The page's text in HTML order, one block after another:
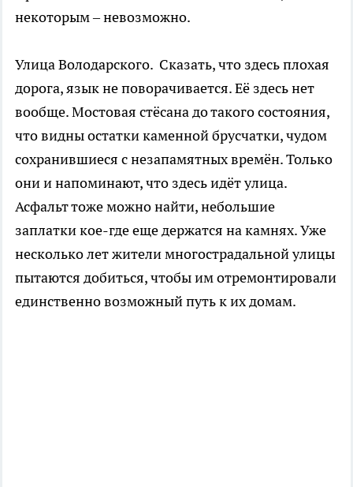
некоторым – невозможно.
Улица Володарского. Сказать, что здесь плохая
дорога, язык не поворачивается. Её здесь нет
вообще. Мостовая стёсана до такого состояния,
что видны остатки каменной брусчатки, чудом
сохранившиеся с незапамятных времён. Только
они и напоминают, что здесь идёт улица.
Асфальт тоже можно найти, небольшие
заплатки кое-где еще держатся на камнях. Уже
несколько лет жители многострадальной улицы
пытаются добиться, чтобы им отремонтировали
единственно возможный путь к их домам.